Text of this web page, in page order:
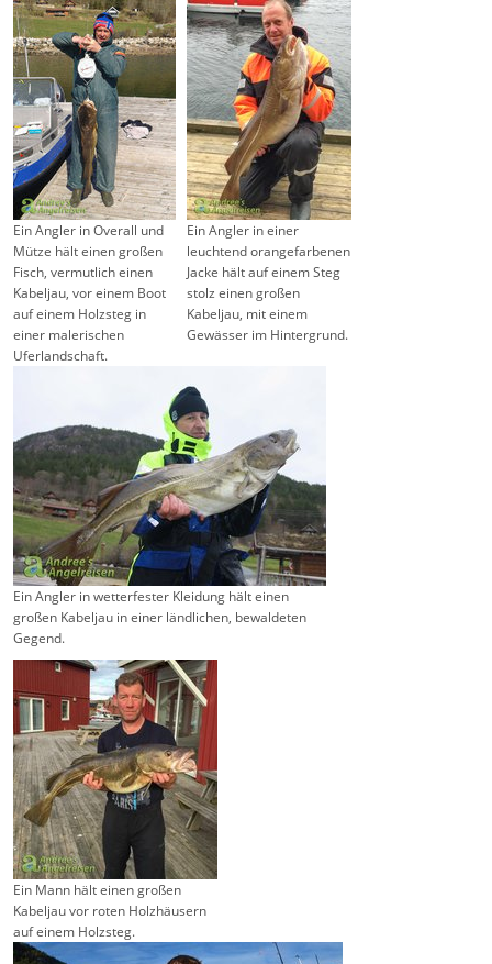
Ein Angler in Overall und
Mütze hält einen großen
Fisch, vermutlich einen
Kabeljau, vor einem Boot
auf einem Holzsteg in
einer malerischen
Uferlandschaft.
Ein Angler in einer
leuchtend orangefarbenen
Jacke hält auf einem Steg
stolz einen großen
Kabeljau, mit einem
Gewässer im Hintergrund.
Ein Angler in wetterfester Kleidung hält einen
großen Kabeljau in einer ländlichen, bewaldeten
Gegend.
Ein Mann hält einen großen
Kabeljau vor roten Holzhäusern
auf einem Holzsteg.